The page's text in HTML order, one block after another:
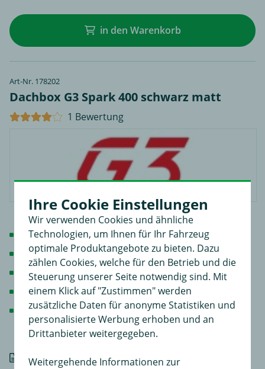
in den Warenkorb
Art-Nr. 178202
Dachbox G3 Spark 400 schwarz matt
1 Bewertung
Details
330 Liter Stauraum
75 kg Zuladung
144 cm x 86 cm x 37,5 cm
Öffnung: beidseitig
Montagesystem: Schnellspannbefestigung -
Bügelsystem
Ihre Cookie Einstellungen
Wir verwenden Cookies und ähnliche
Technologien, um Ihnen für Ihr Fahrzeug
optimale Produktangebote zu bieten. Dazu
zählen Cookies, welche für den Betrieb und die
Steuerung unserer Seite notwendig sind. Mit
einem Klick auf "Zustimmen" werden
zusätzliche Daten für anonyme Statistiken und
personalisierte Werbung erhoben und an
Drittanbieter weitergegeben.
Weitergehende Informationen zur